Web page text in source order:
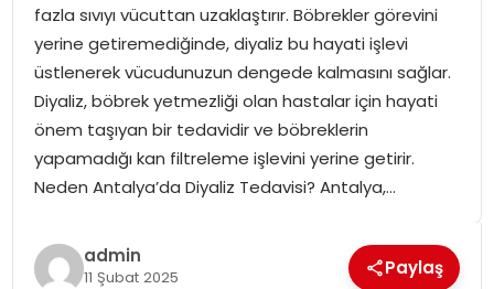
fazla sıvıyı vücuttan uzaklaştırır. Böbrekler görevini
yerine getiremediğinde, diyaliz bu hayati işlevi
üstlenerek vücudunuzun dengede kalmasını sağlar.
Diyaliz, böbrek yetmezliği olan hastalar için hayati
önem taşıyan bir tedavidir ve böbreklerin
yapamadığı kan filtreleme işlevini yerine getirir.
Neden Antalya’da Diyaliz Tedavisi? Antalya,…
admin
11 Şubat 2025 Paylaş